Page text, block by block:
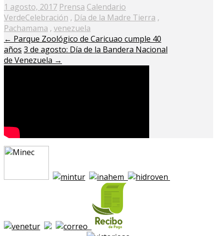
Posted
on
1 agosto, 2017 Prensa Calendario
VerdeCelebración , Día de la Madre Tierra ,
Pachamama , venezuela
← Parque Zoológico de Caricuao cumple 40
años 3 de agosto: Día de la Bandera Nacional
de Venezuela →